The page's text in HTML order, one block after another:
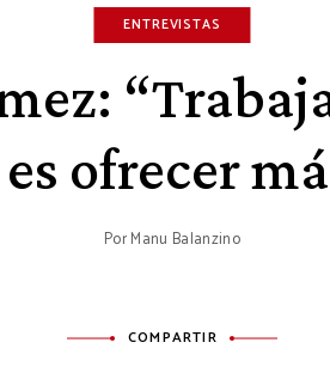
ENTREVISTAS
ofrecer
PorManu Balanzino
COMPARTIR